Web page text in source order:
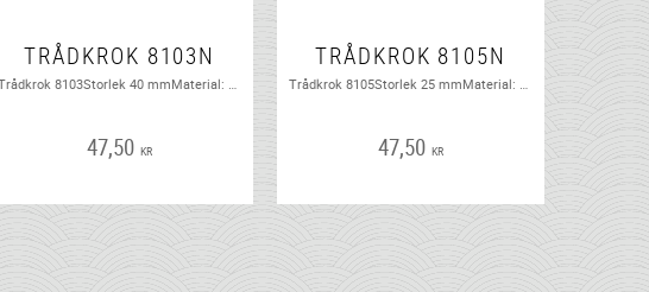
TRÅDKROK 8103N
47,50 KR
TRÅDKROK 8105N
47,50 KR